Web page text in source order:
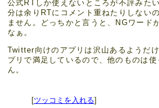
公式RTしか使えないところが不評みた
分は余りRTにコメント重ねたりしない
ません。どっちかと言うと、NGワード
なぁ。
Twitter向けのアプリは沢山あるようだ
プリで満足しているので、他のものは
ん。
[ツッコミを入れる]